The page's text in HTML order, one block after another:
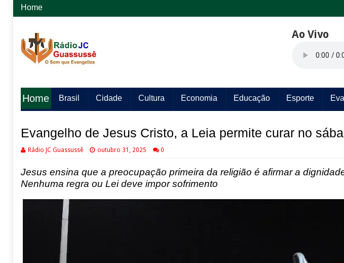
Home
Ao Vivo
Home Brasil Cidade Cultura Economia Educação Esporte
Evangelho de Jesus Cristo, a Leia permite curar no
Rádio JC Guassussê outubro 31, 2025 0
Jesus ensina que a preocupação primeira da religião é afirmar a
Nenhuma regra ou Lei deve impor sofrimento